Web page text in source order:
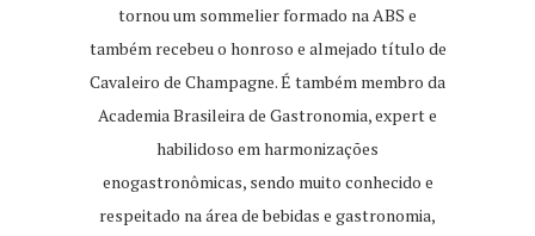
tornou um sommelier formado na ABS e
também recebeu o honroso e almejado título de
Cavaleiro de Champagne. É também membro da
Academia Brasileira de Gastronomia, expert e
habilidoso em harmonizações
enogastronômicas, sendo muito conhecido e
respeitado na área de bebidas e gastronomia,